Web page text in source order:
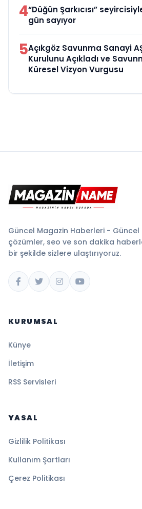
4“Düğün Şarkıcısı”
gün sayıyor
5Açıkgöz Savunma Sanayi
Kurulunu Açıkladı ve
Küresel Vizyon Vurgusu
Güncel Magazin Haberleri -
çözümler, seo ve son dakika
bir şekilde sizlere ulaştırıyoruz.
KURUMSAL
Künye
İletişim
RSS Servisleri
YASAL
Gizlilik Politikası
Kullanım Şartları
Çerez Politikası